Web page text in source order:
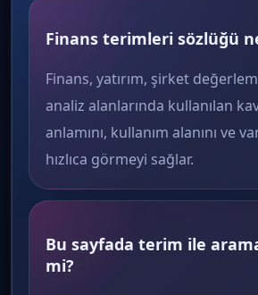
Finans terimleri sözlüğü
Finans, yatırım, şirket
analiz alanlarında kullanılan
anlamını, kullanım alanını ve
hızlıca görmeyi sağlar.
Bu sayfada terim ile
mi?